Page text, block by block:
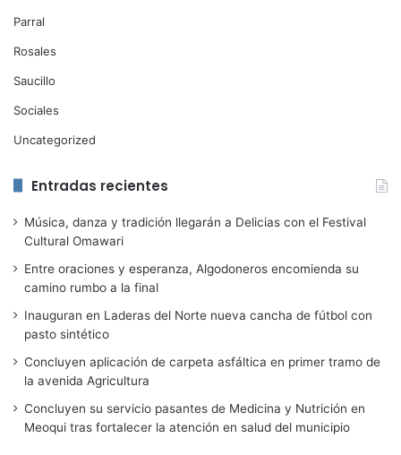
Parral
Rosales
Saucillo
Sociales
Uncategorized
Entradas recientes
Música, danza y tradición llegarán a Delicias con el Festival
Cultural Omawari
Entre oraciones y esperanza, Algodoneros encomienda su
camino rumbo a la final
Inauguran en Laderas del Norte nueva cancha de fútbol con
pasto sintético
Concluyen aplicación de carpeta asfáltica en primer tramo de
la avenida Agricultura
Concluyen su servicio pasantes de Medicina y Nutrición en
Meoqui tras fortalecer la atención en salud del municipio